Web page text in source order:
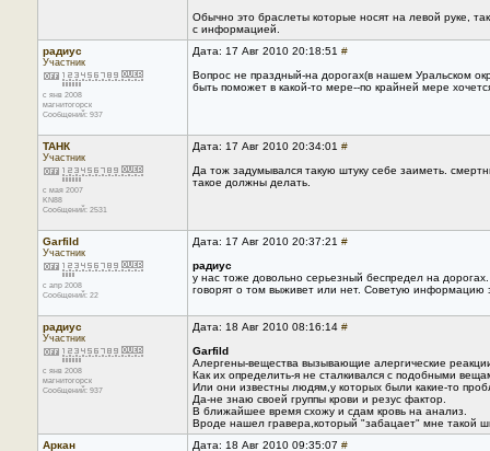
Обычно это браслеты которые носят на левой руке,
с информацией.
радиус
Участник
с янв 2008
магнитогорск
Сообщений: 937
Дата: 17 Авг 2010 20:18:51 #
Вопрос не праздный-на дорогах(в нашем Уральском
быть поможет в какой-то мере--по крайней мере
ТАНК
Участник
с мая 2007
KN88
Сообщений: 2531
Дата: 17 Авг 2010 20:34:01 #
Да тож задумывался такую штуку себе заиметь.
такое должны делать.
Garfild
Участник
с апр 2008
Сообщений: 22
Дата: 17 Авг 2010 20:37:21 #
радиус
у нас тоже довольно серьезный беспредел на
говорят о том выживет или нет. Советую информацию
радиус
Участник
с янв 2008
магнитогорск
Сообщений: 937
Дата: 18 Авг 2010 08:16:14 #
Garfild
Алергены-вещества вызывающие алергические
Как их определить-я не сталкивался с подобными
Или они известны людям,у которых были какие-то
Да-не знаю своей группы крови и резус фактор.
В ближайшее время схожу и сдам кровь на анализ.
Вроде нашел гравера,который "забацает" мне такой
Аркан
Дата: 18 Авг 2010 09:35:07 #